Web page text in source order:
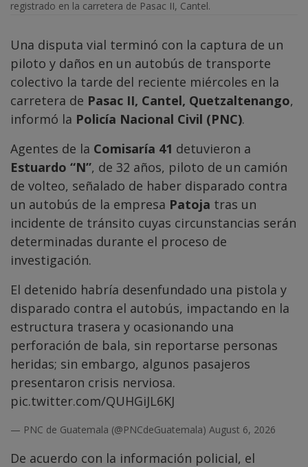
registrado en la carretera de Pasac II, Cantel.
Una disputa vial terminó con la captura de un
piloto y daños en un autobús de transporte
colectivo la tarde del reciente miércoles en la
carretera de Pasac II, Cantel, Quetzaltenango,
informó la Policía Nacional Civil (PNC).
Agentes de la Comisaría 41 detuvieron a
Estuardo “N”, de 32 años, piloto de un camión
de volteo, señalado de haber disparado contra
un autobús de la empresa Patoja tras un
incidente de tránsito cuyas circunstancias serán
determinadas durante el proceso de
investigación.
El detenido habría desenfundado una pistola y
disparado contra el autobús, impactando en la
estructura trasera y ocasionando una
perforación de bala, sin reportarse personas
heridas; sin embargo, algunos pasajeros
presentaron crisis nerviosa.
pic.twitter.com/QUHGiJL6KJ
— PNC de Guatemala (@PNCdeGuatemala) August 6, 2026
De acuerdo con la información policial, el